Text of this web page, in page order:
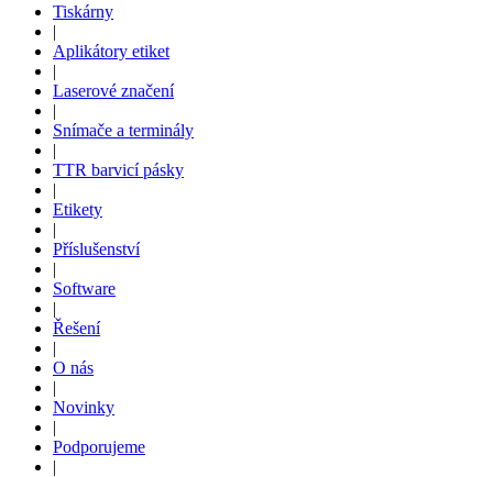
Tiskárny
|
Aplikátory etiket
|
Laserové značení
|
Snímače a terminály
|
TTR barvicí pásky
|
Etikety
|
Příslušenství
|
Software
|
Řešení
|
O nás
|
Novinky
|
Podporujeme
|